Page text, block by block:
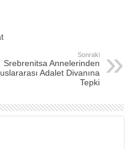
Sonraki
Srebrenitsa Annelerinden
Adalet Divanına
Tepki